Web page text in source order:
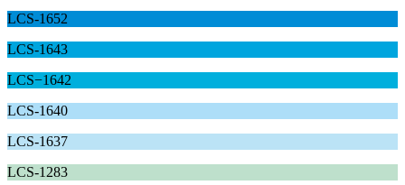
LCS-1652
LCS-1643
LCS−1642
LCS-1640
LCS-1637
LCS-1283